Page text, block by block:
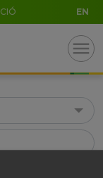
EN
menu